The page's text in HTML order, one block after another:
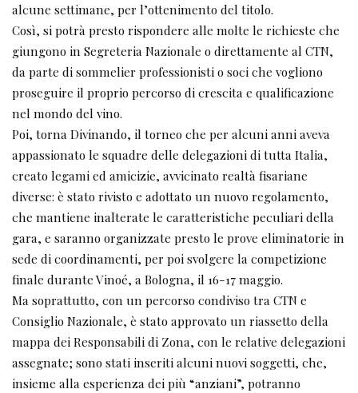
alcune settimane, per l’ottenimento del titolo.
Così, si potrà presto rispondere alle molte le richieste che
giungono in Segreteria Nazionale o direttamente al CTN,
da parte di sommelier professionisti o soci che vogliono
proseguire il proprio percorso di crescita e qualificazione
nel mondo del vino.
Poi, torna Divinando, il torneo che per alcuni anni aveva
appassionato le squadre delle delegazioni di tutta Italia,
creato legami ed amicizie, avvicinato realtà fisariane
diverse: è stato rivisto e adottato un nuovo regolamento,
che mantiene inalterate le caratteristiche peculiari della
gara, e saranno organizzate presto le prove eliminatorie in
sede di coordinamenti, per poi svolgere la competizione
finale durante Vinoé, a Bologna, il 16-17 maggio.
Ma soprattutto, con un percorso condiviso tra CTN e
Consiglio Nazionale, è stato approvato un riassetto della
mappa dei Responsabili di Zona, con le relative delegazioni
assegnate; sono stati inseriti alcuni nuovi soggetti, che,
insieme alla esperienza dei più “anziani”, potranno